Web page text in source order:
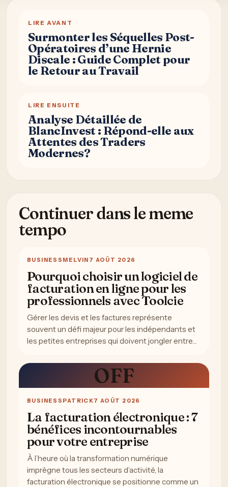
LIRE AVANT
Surmonter les Séquelles Post-
Opératoires d’une Hernie
Discale : Guide Complet pour
le Retour au Travail
LIRE ENSUITE
Analyse Détaillée de
BlancInvest : Répond-elle aux
Attentes des Traders
Modernes?
Continuer dans le meme
tempo
BUSINESS MELVIN 7 AOÛT 2026
Pourquoi choisir un logiciel de
facturation en ligne pour les
professionnels avec Toolcie
Gérer les devis et les factures représente
souvent un défi majeur pour les indépendants et
les petites entreprises qui doivent jongler entre…
OFF
BUSINESS PATRICK7 AOÛT 2026
La facturation électronique : 7
bénéfices incontournables
pour votre entreprise
À l’heure où la transformation numérique
imprègne tous les secteurs d’activité, la
facturation électronique se positionne comme un